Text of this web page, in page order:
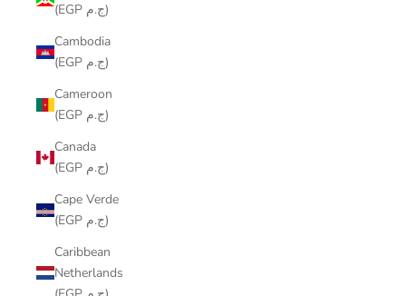
(EGP ج.م)
Cambodia
(EGP ج.م)
Cameroon
(EGP ج.م)
Canada
(EGP ج.م)
Cape Verde
(EGP ج.م)
Caribbean
Netherlands